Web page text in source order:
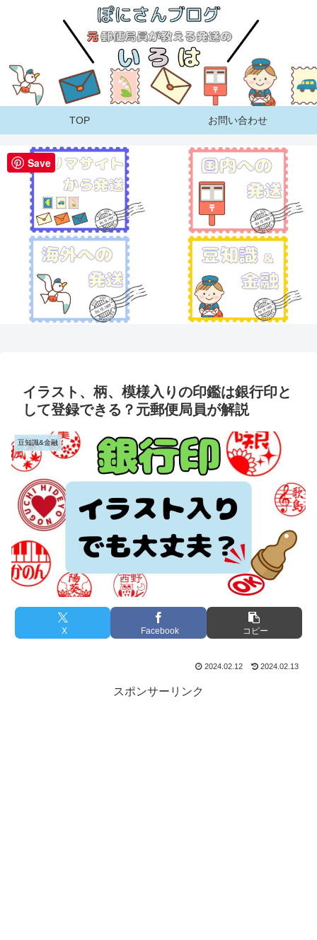
TOP お問い合わせ
イラスト、柄、模様入りの印鑑は銀行印と
して登録できる？元郵便局員が解説
豆知識&金融
X Facebook コピー
2024.02.12 2024.02.13
スポンサーリンク
Save